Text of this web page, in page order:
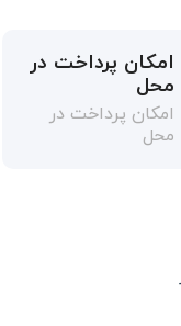
امکان پرداخت در
محل
امکان پرداخت در
محل